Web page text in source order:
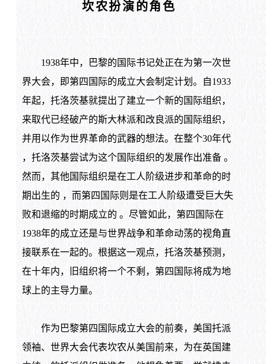
坎农扮演的角色
1938年中，巴黎的国际书记处正在为第一次世
界大会，即第四国际的成立大会制定计划。自1933
年起，托洛茨基就提出了建立一个新的国际组织，
来取代已经破产的斯大林派和改良派的国际组织，
并用以作为世界革命的武器的想法。在整个30年代
，托洛茨基尝试为这个国际组织的发展作出准备 。
然而，其他国际组织是在工人阶级进步和革命的时
期出生的 ，而第四国际则是在工人阶级遭受巨大失
败和退缩的时期成立的 。尽管如此，第四国际在
1938年的成立还是与世界战争和革命动荡的视角直
接联系在一起的。根据这一观点，托洛茨基预测，
在十年内，旧组织将一个不剩，第四国际将成为地
球上的主导力量。
作为巴黎第四国际成立大会的前奏，美国托派
领袖、世界大会代表坎农从美国前来，为在英国建